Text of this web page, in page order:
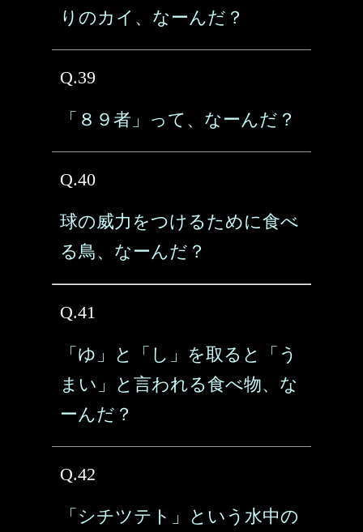
りのカイ、なーんだ？
Q.39
「８９者」って、なーんだ？
Q.40
球の威力をつけるために食べ
る鳥、なーんだ？
Q.41
「ゆ」と「し」を取ると「う
まい」と言われる食べ物、な
ーんだ？
Q.42
「シチツテト」という水中の